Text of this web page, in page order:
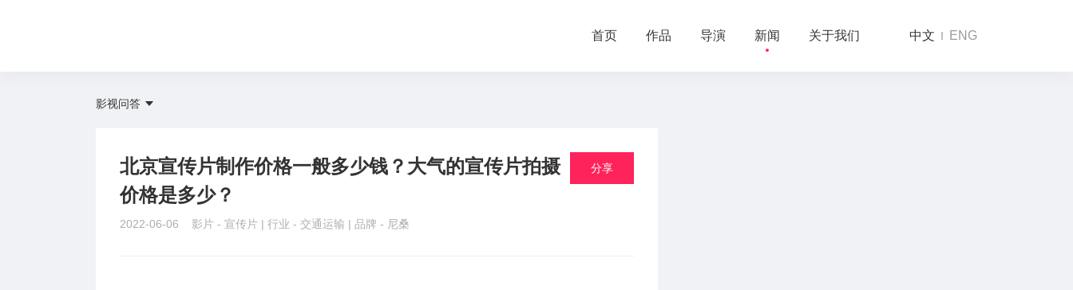
首页 作品 导演 新闻 关于我们 中文 ENG
影视问答
北京宣传片制作价格一般多少钱？大气的宣传片拍摄
价格是多少？
2022-06-06 影片 - 宣传片 | 行业 - 交通运输 | 品牌 - 尼桑
分享